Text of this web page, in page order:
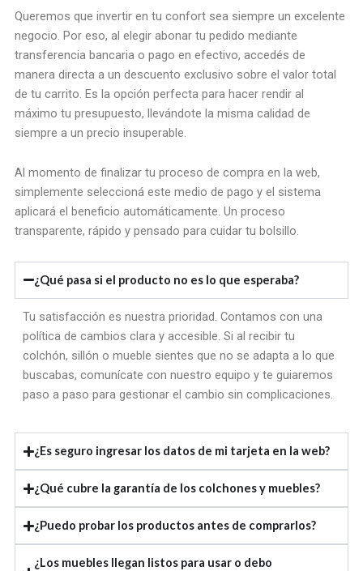
Queremos que invertir en tu confort sea siempre un excelente
negocio. Por eso, al elegir abonar tu pedido mediante
transferencia bancaria o pago en efectivo, accedés de
manera directa a un descuento exclusivo sobre el valor total
de tu carrito. Es la opción perfecta para hacer rendir al
máximo tu presupuesto, llevándote la misma calidad de
siempre a un precio insuperable.
Al momento de finalizar tu proceso de compra en la web,
simplemente seleccioná este medio de pago y el sistema
aplicará el beneficio automáticamente. Un proceso
transparente, rápido y pensado para cuidar tu bolsillo.
¿Qué pasa si el producto no es lo que esperaba?
Tu satisfacción es nuestra prioridad. Contamos con una
política de cambios clara y accesible. Si al recibir tu
colchón, sillón o mueble sientes que no se adapta a lo que
buscabas, comunícate con nuestro equipo y te guiaremos
paso a paso para gestionar el cambio sin complicaciones.
¿Es seguro ingresar los datos de mi tarjeta en la web?
¿Qué cubre la garantía de los colchones y muebles?
¿Puedo probar los productos antes de comprarlos?
¿Los muebles llegan listos para usar o debo